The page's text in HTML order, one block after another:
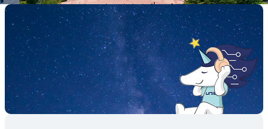
새내기학부에서
전공탐색 프로그램을 통해 나에게 맞는 최
적의 전공을 찾아보세요.
전공탐색 가이드 바로가기